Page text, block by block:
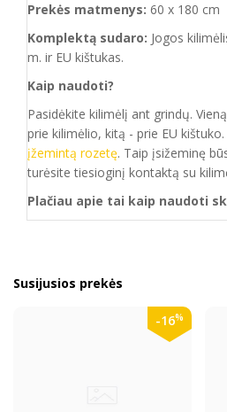
Prekės matmenys: 60 x 180 cm
Komplektą sudaro: Jogos
m. ir EU kištukas.
Kaip naudoti?
Pasidėkite kilimėlį ant grindų.
prie kilimėlio, kitą - prie EU
įžemintą rozetę. Taip įsižeminę
turėsite tiesioginį kontaktą su
Plačiau apie tai kaip naudoti
Susijusios prekės
-16%